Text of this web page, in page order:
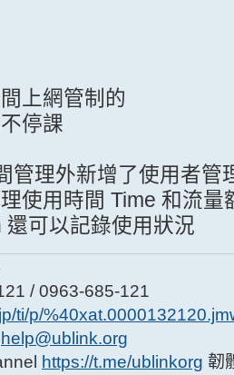
上網管制的
停課
管理外新增了使用者管
使用時間 Time 和流量
可以記錄使用狀況
/ 0963-685-121
ti/p/
help@ublink.org
https://t.me/ublinkorg 韌